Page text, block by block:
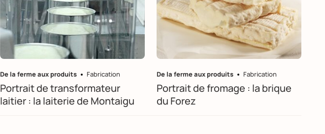
De la ferme aux produits Fabrication
Portrait de transformateur
laitier : la laiterie de Montaigu
De la ferme aux produits Fabrication
Portrait de fromage : la brique
du Forez